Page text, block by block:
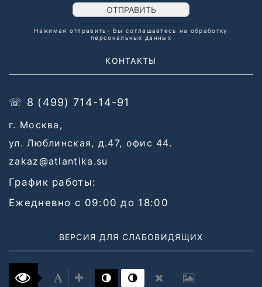
ОТПРАВИТЬ
Нажимая отправить- Вы соглашаетесь на обработку
персональных данных
КОНТАКТЫ
☏ 8 (499) 714-14-91
г. Москва,
ул. Люблинская, д.47, офис 44.
zakaz@atlantika.su
График работы:
Ежедневно с 09:00 до 18:00
ВЕРСИЯ ДЛЯ СЛАБОВИДЯЩИХ